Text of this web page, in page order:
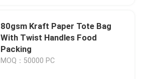
80gsm Kraft Paper Tote Bag
With Twist Handles Food
Packing
MOQ：50000 PC